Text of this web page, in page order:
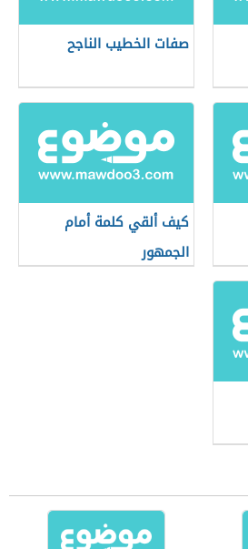
صفات الخطيب الناجح
كيف ألقي كلمة أمام
الجمهور